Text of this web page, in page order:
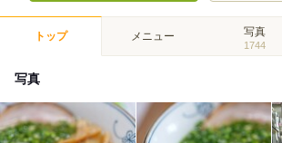
トップ メニュー 写真
1744
写真